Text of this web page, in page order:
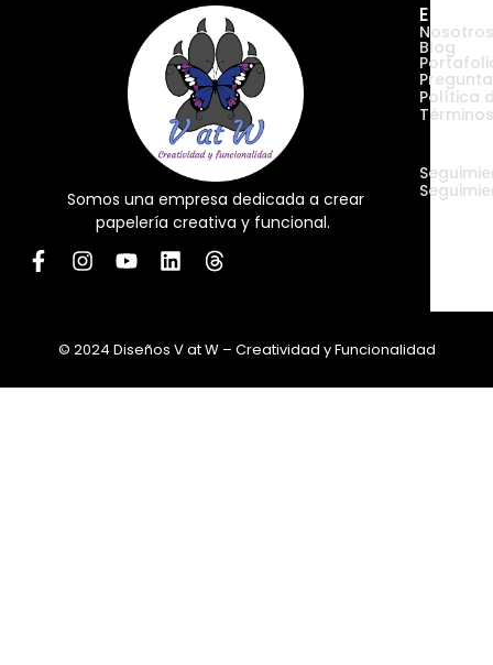
Somos una empresa dedicada a crear
papelería creativa y funcional.
Nosotros
Blog
Política
© 2024 Diseños V at W – Creatividad y Funcionalidad